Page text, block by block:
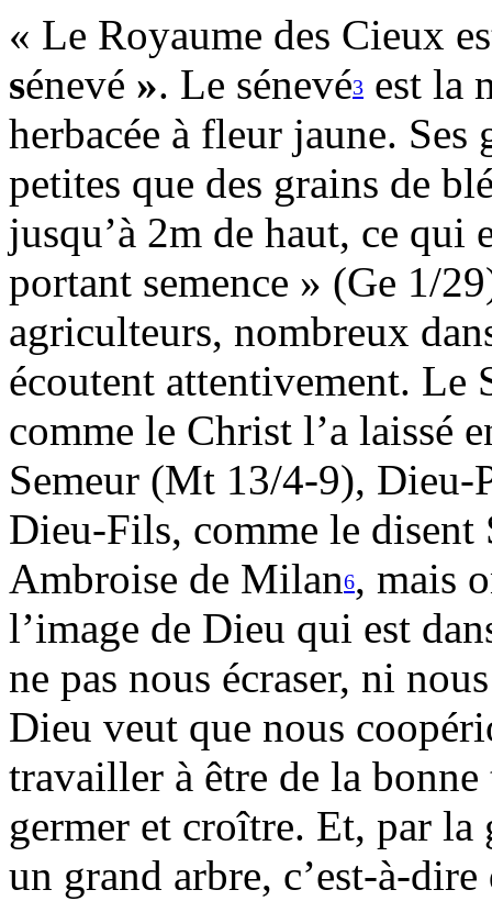
« Le Royaume des Cieux
sénevé ». Le sénevé3 est la
herbacée à fleur jaune. Ses
petites que des grains de
jusqu’à 2m de haut, ce qui
portant semence » (Ge 1/
agriculteurs, nombreux
écoutent attentivement. Le
comme le Christ l’a laissé
Semeur (Mt 13/4-9), Dieu-
Dieu-Fils, comme le
Ambroise de Milan6, mais
l’image de Dieu qui est
ne pas nous écraser, ni
Dieu veut que nous
travailler à être de la
germer et croître. Et, par
un grand arbre, c’est-à-